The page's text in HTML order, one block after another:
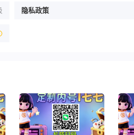
隐私政策